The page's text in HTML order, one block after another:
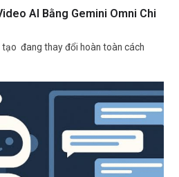
AI Bằng Gemini Omni Chi
đang thay đổi hoàn toàn cách